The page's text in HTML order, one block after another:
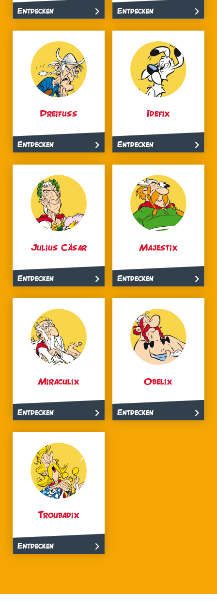
Entdecken Entdecken
Dreifuss
Entdecken
Idefix
Entdecken
Julius Cäsar
Entdecken
Majestix
Entdecken
Miraculix
Entdecken
Obelix
Entdecken
Troubadix
Entdecken